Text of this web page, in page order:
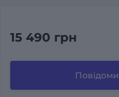
15 490 грн